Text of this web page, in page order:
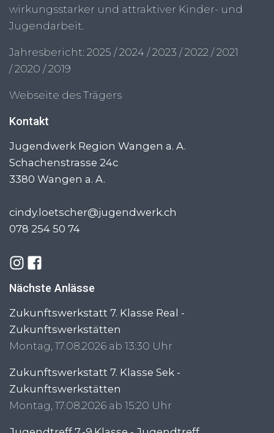
wirkungsstarker und attraktiver Kinder- und
Jugendarbeit.
Jahresbericht: 2025 /2024 /2023 /2022 /2021
/2020 /2019
Webseite des Trägers
Kontakt
Jugendwerk Region Wangen a. A.
Schachenstrasse 24c
3380 Wangen a. A.
cindy.loetscher@jugendwerk.ch
078 254 50 74
Nächste Anlässe
Zukunftswerkstatt 7. Klasse Real -
Zukunftswerkstätten
Montag, 17.08.2026 ab 13:30 Uhr
Zukunftswerkstatt 7. Klasse Sek -
Zukunftswerkstätten
Montag, 17.08.2026 ab 15:20 Uhr